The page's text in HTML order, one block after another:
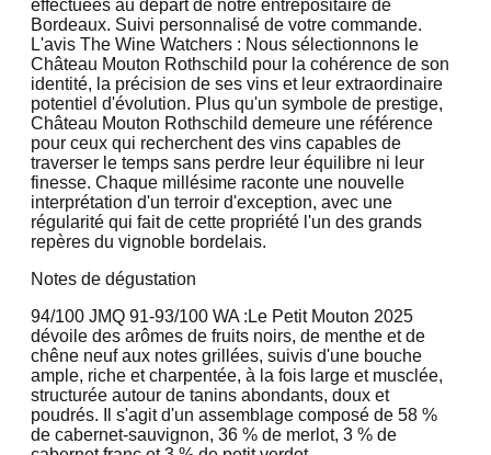
effectuées au départ de notre entrepositaire de
Bordeaux. Suivi personnalisé de votre commande.
L'avis The Wine Watchers : Nous sélectionnons le
Château Mouton Rothschild pour la cohérence de son
identité, la précision de ses vins et leur extraordinaire
potentiel d'évolution. Plus qu'un symbole de prestige,
Château Mouton Rothschild demeure une référence
pour ceux qui recherchent des vins capables de
traverser le temps sans perdre leur équilibre ni leur
finesse. Chaque millésime raconte une nouvelle
interprétation d'un terroir d'exception, avec une
régularité qui fait de cette propriété l'un des grands
repères du vignoble bordelais.
Notes de dégustation
94/100 JMQ 91-93/100 WA : Le Petit Mouton 2025
dévoile des arômes de fruits noirs, de menthe et de
chêne neuf aux notes grillées, suivis d'une bouche
ample, riche et charpentée, à la fois large et musclée,
structurée autour de tanins abondants, doux et
poudrés. Il s'agit d'un assemblage composé de 58 %
de cabernet-sauvignon, 36 % de merlot, 3 % de